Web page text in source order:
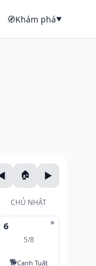
🧭Khám phá▼
CHỦ NHẬT
6
5/8
🐕Canh Tuất